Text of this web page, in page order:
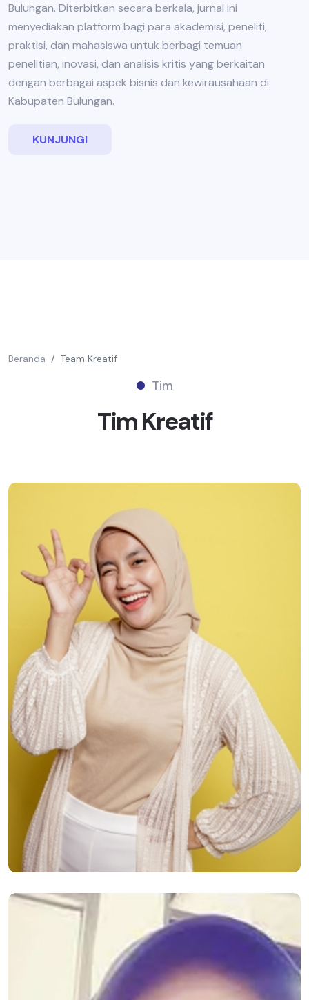
Bulungan. Diterbitkan secara berkala, jurnal ini
menyediakan platform bagi para akademisi, peneliti,
praktisi, dan mahasiswa untuk berbagi temuan
penelitian, inovasi, dan analisis kritis yang berkaitan
dengan berbagai aspek bisnis dan kewirausahaan di
Kabupaten Bulungan.
KUNJUNGI
Beranda Team Kreatif
Tim
TimKreatif